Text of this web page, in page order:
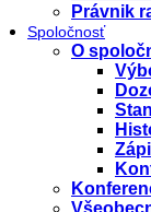
Právnik
Spoločnosť
O